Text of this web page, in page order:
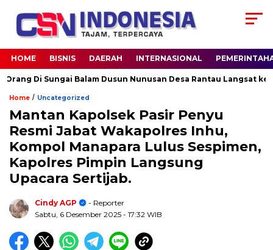
HOME BISNIS DAERAH INTERNASIONAL
Di Sungai Balam Dusun Nunusan Desa Rantau Langsat kec.
Home / Uncategorized
Mantan Kapolsek Pasir Penyu
Resmi Jabat Wakapolres Inhu,
Kompol Manapara Lulus Sespimen,
Kapolres Pimpin Langsung
Upacara Sertijab.
Cindy AGP
- Reporter
Sabtu, 6 Desember 2025 - 17:32 WIB